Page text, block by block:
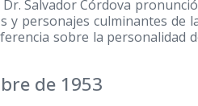
Salvador Córdova
y personajes culminantes de
sobre la personalidad
de 1953